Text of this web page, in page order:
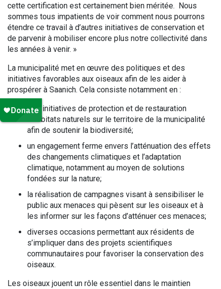
cette certification est certainement bien méritée. Nous
sommes tous impatients de voir comment nous pourrons
étendre ce travail à d’autres initiatives de conservation et
de parvenir à mobiliser encore plus notre collectivité dans
les années à venir. »
La municipalité met en œuvre des politiques et des
initiatives favorables aux oiseaux afin de les aider à
prospérer à Saanich. Cela consiste notamment en :
des initiatives de protection et de restauration
d’habitats naturels sur le territoire de la municipalité
afin de soutenir la biodiversité;
un engagement ferme envers l’atténuation des effets
des changements climatiques et l’adaptation
climatique, notamment au moyen de solutions
fondées sur la nature;
la réalisation de campagnes visant à sensibiliser le
public aux menaces qui pèsent sur les oiseaux et à
les informer sur les façons d’atténuer ces menaces;
diverses occasions permettant aux résidents de
s’impliquer dans des projets scientifiques
communautaires pour favoriser la conservation des
oiseaux.
Les oiseaux jouent un rôle essentiel dans le maintien